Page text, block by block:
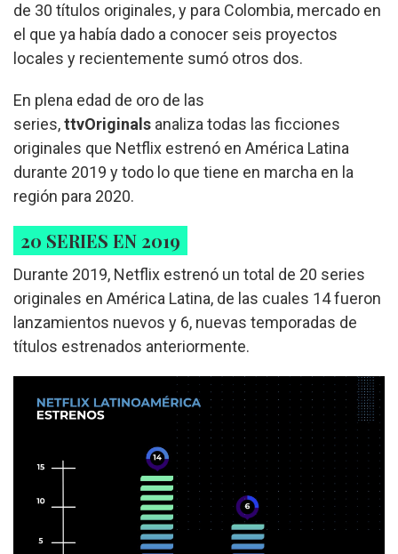
de 30 títulos originales, y para Colombia, mercado en
el que ya había dado a conocer seis proyectos
locales y recientemente sumó otros dos.
En plena edad de oro de las
series,ttvOriginals analiza todas las ficciones
originales que Netflix estrenó en América Latina
durante 2019 y todo lo que tiene en marcha en la
región para 2020.
20 SERIES EN 2019
Durante 2019, Netflix estrenó un total de 20 series
originales en América Latina, de las cuales 14 fueron
lanzamientos nuevos y 6, nuevas temporadas de
títulos estrenados anteriormente.